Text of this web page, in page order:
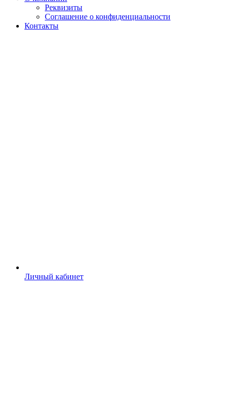
Реквизиты
Соглашение о конфиденциальности
Контакты
Личный кабинет